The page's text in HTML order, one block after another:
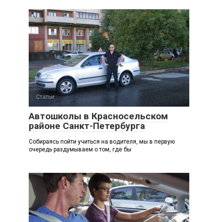
Статьи
Автошколы в Красносельском
районе Санкт-Петербурга
Собираясь пойти учиться на водителя, мы в первую
очередь раздумываем о том, где бы